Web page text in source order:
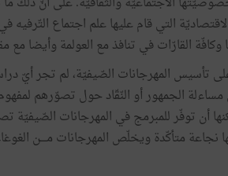
التي قام عليها علم اجتماع التّرفيه
القارّات في تنافذ مع العولمة وأيضا مع
تأسيس المهرجانات الصّيفيّة، لم تجر أيّ
الجمهور أو النّقّاد حول تصوّرهم
أن توفّر للمبرمج في المهرجانات الصّيفيّة
متأكّدة ويخلّص المهرجانات مــــن